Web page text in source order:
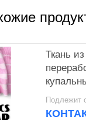
Ткань из
RT-4564